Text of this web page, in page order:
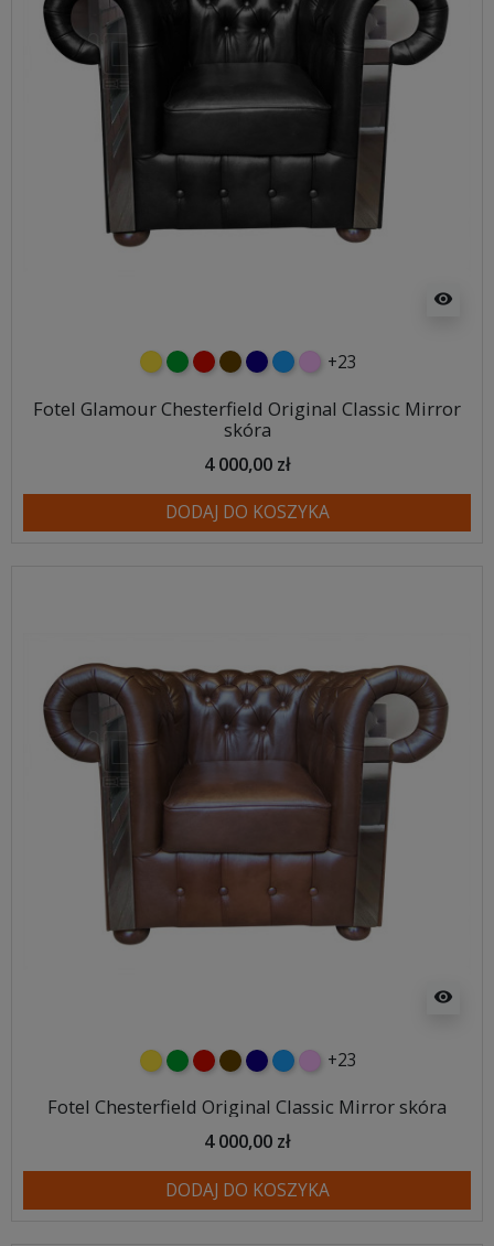
visibility
żółtyzielonyczerwony
czekoladowy
granatowy
niebieski
różowy
+23
Fotel Glamour Chesterfield Original Classic Mirror
skóra
4 000,00 zł
DODAJ DO KOSZYKA
visibility
żółtyzielonyczerwony
czekoladowy
granatowy
niebieski
różowy
+23
Fotel Chesterfield Original Classic Mirror skóra
4 000,00 zł
DODAJ DO KOSZYKA